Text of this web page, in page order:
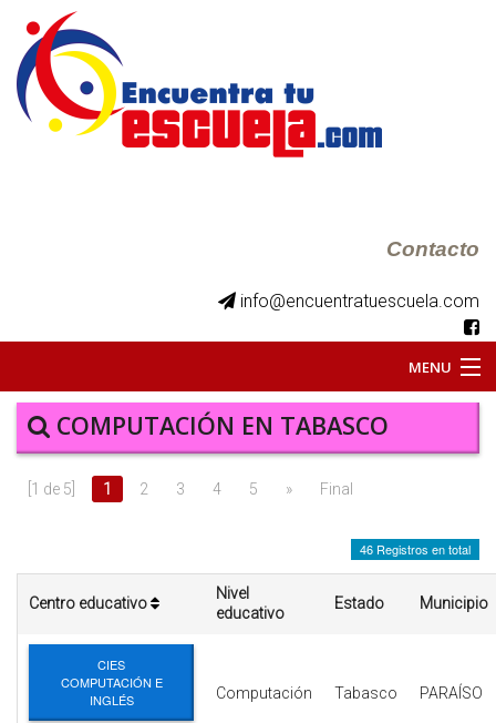
Contacto
info@encuentratuescuela.com
MENU
INICIO
ESCUELA DE LA REPUBLICA
CONTRATA PUBLICIDAD
COMPUTACIÓN EN TABASCO
[1 de 5] 1 2 3 4 5 » Final
46 Registros en total
Centro educativo
Nivel
educativo
Estado Municipio
CIES
COMPUTACIÓN E
INGLÉS
Computación Tabasco PARAÍSO